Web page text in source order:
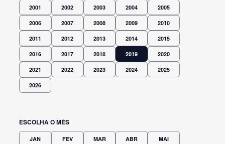
2001 2002 2003 2004 2005
2006 2007 2008 2009 2010
2011 2012 2013 2014 2015
2016 2017 2018 2019 2020
2021 2022 2023 2024 2025
2026
ESCOLHA O MÊS
JAN FEV MAR ABR MAI